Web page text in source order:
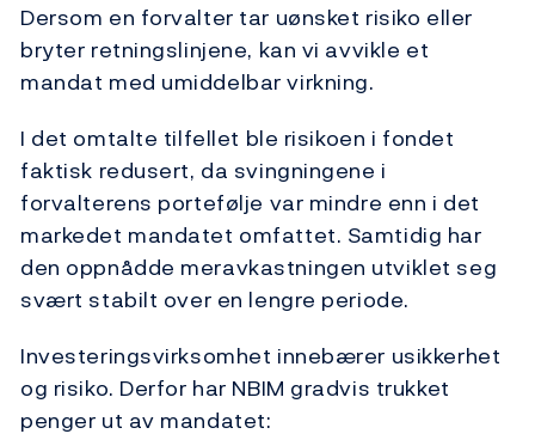
Dersom en forvalter tar uønsket risiko eller
bryter retningslinjene, kan vi avvikle et
mandat med umiddelbar virkning.
I det omtalte tilfellet ble risikoen i fondet
faktisk redusert, da svingningene i
forvalterens portefølje var mindre enn i det
markedet mandatet omfattet. Samtidig har
den oppnådde meravkastningen utviklet seg
svært stabilt over en lengre periode.
Investeringsvirksomhet innebærer usikkerhet
og risiko. Derfor har NBIM gradvis trukket
penger ut av mandatet: